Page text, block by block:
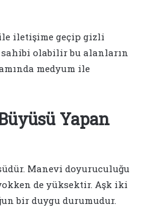
ile iletişime geçip gizli
olabilir bu alanların
medyum ile
Yapan
Manevi doyuruculuğu
de yüksektir. Aşk iki
bir duygu durumudur.